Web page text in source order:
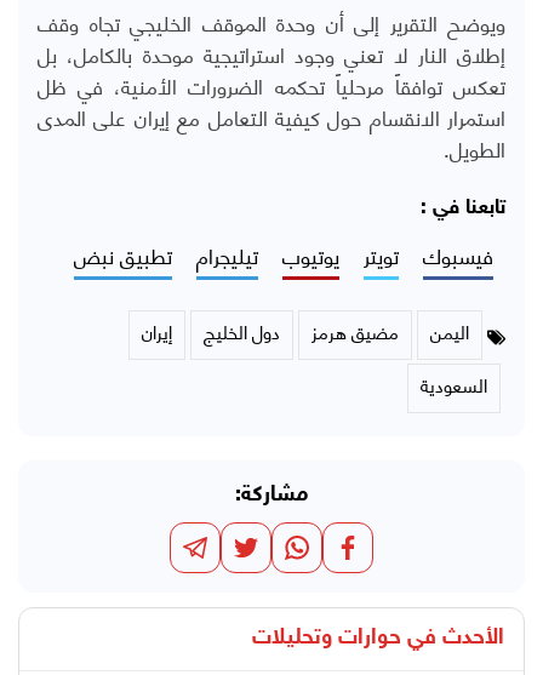
ويوضح التقرير إلى أن وحدة الموقف الخليجي تجاه وقف
إطلاق النار لا تعني وجود استراتيجية موحدة بالكامل، بل
تعكس توافقاً مرحلياً تحكمه الضرورات الأمنية، في ظل
استمرار الانقسام حول كيفية التعامل مع إيران على المدى
الطويل.
تابعنا في :
فيسبوك تويتر يوتيوب تيليجرام تطبيق نبض
اليمن مضيق هرمز دول الخليج
إيران
السعودية
مشاركة:
الأحدث في حوارات وتحليلات